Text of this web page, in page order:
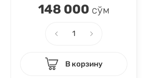
148 000 сўм
В корзину